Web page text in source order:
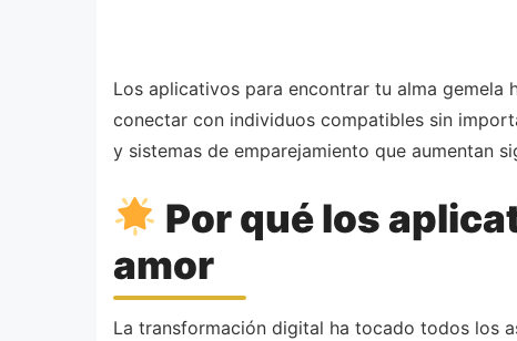
Los aplicativos para encontrar tu alma gemela
conectar con individuos compatibles sin
y sistemas de emparejamiento que aumentan
Por qué los
amor
La transformación digital ha tocado todos los